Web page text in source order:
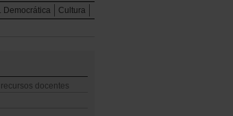
Democrática
Cultura
recursos docentes